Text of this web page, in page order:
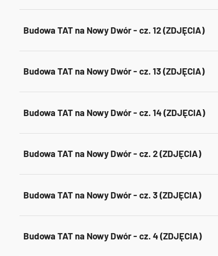
Budowa TAT na Nowy Dwór - cz. 12 (ZDJĘCIA)
Budowa TAT na Nowy Dwór - cz. 13 (ZDJĘCIA)
Budowa TAT na Nowy Dwór - cz. 14 (ZDJĘCIA)
Budowa TAT na Nowy Dwór - cz. 2 (ZDJĘCIA)
Budowa TAT na Nowy Dwór - cz. 3 (ZDJĘCIA)
Budowa TAT na Nowy Dwór - cz. 4 (ZDJĘCIA)